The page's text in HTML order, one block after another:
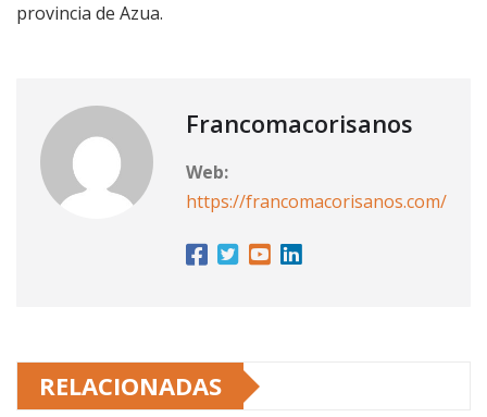
provincia de Azua.
Francomacorisanos
Web:
https://francomacorisanos.com/
RELACIONADAS